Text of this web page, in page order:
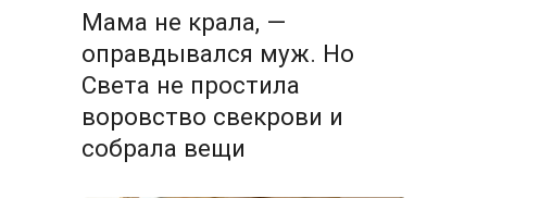
Мама не крала, —
оправдывался муж. Но
Света не простила
воровство свекрови и
собрала вещи